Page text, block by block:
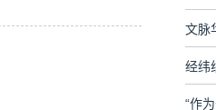
文脉
经纬
“作